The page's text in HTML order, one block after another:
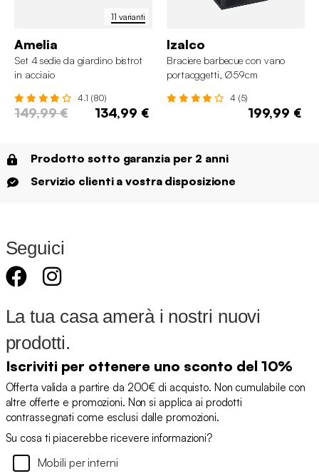
11 varianti
Amelia
Set 4 sedie da giardino bistrot
in acciaio
4.1 (80)
149,99 € 134,99 €
Izalco
Braciere barbecue con vano
portaoggetti, Ø59cm
4 (5)
199,99 €
Prodotto sotto garanzia per 2 anni
Servizio clienti a vostra disposizione
Seguici
La tua casa amerà i nostri nuovi
prodotti.
Iscriviti per ottenere uno sconto del 10%
Offerta valida a partire da 200€ di acquisto. Non cumulabile con
altre offerte e promozioni. Non si applica ai prodotti
contrassegnati come esclusi dalle promozioni.
Su cosa ti piacerebbe ricevere informazioni?
Mobili per interni